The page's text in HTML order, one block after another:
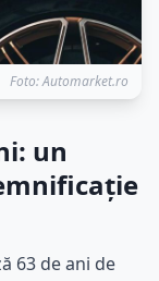
Foto: Automarket.ro
un
63 de ani de